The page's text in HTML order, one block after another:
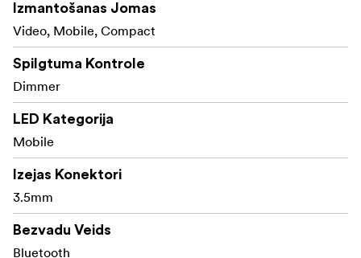
Izmantošanas Jomas
Video, Mobile, Compact
Spilgtuma Kontrole
Dimmer
LED Kategorija
Mobile
Izejas Konektori
3.5mm
Bezvadu Veids
Bluetooth